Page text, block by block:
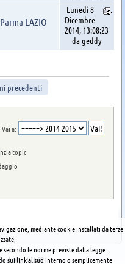
LAZIO
Lunedì 8
Dicembre
2014, 13:08:23
da geddy
precedenti
Vai a:
topic
WAP2
mediante cookie installati da terze
le norme previste dalla legge.
sui link al suo interno o semplicemente